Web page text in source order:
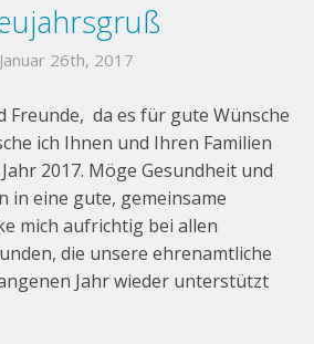
Januar 26th, 2017
Freunde, da es für gute Wünsche
ich Ihnen und Ihren Familien
2017. Möge Gesundheit und
in eine gute, gemeinsame
mich aufrichtig bei allen
die unsere ehrenamtliche
Jahr wieder unterstützt